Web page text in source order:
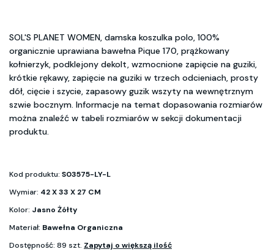
SOL'S PLANET WOMEN, damska koszulka polo, 100%
organicznie uprawiana bawełna Pique 170, prążkowany
kołnierzyk, podklejony dekolt, wzmocnione zapięcie na guziki,
krótkie rękawy, zapięcie na guziki w trzech odcieniach, prosty
dół, cięcie i szycie, zapasowy guzik wszyty na wewnętrznym
szwie bocznym. Informacje na temat dopasowania rozmiarów
można znaleźć w tabeli rozmiarów w sekcji dokumentacji
produktu.
Kod produktu: S03575-LY-L
Wymiar: 42 X 33 X 27 CM
Kolor: Jasno Żółty
Materiał: Bawełna Organiczna
Dostępność: 89 szt. Zapytaj o większą ilość